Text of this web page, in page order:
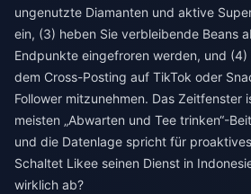
ungenutzte Diamanten und aktive
ein, (3) heben Sie verbleibende Beans
Endpunkte eingefroren werden, und
dem Cross-Posting auf TikTok oder
Follower mitzunehmen. Das Zeitfenster
meisten „Abwarten und Tee trinken“-
und die Datenlage spricht für
Schaltet Likee seinen Dienst in
wirklich ab?